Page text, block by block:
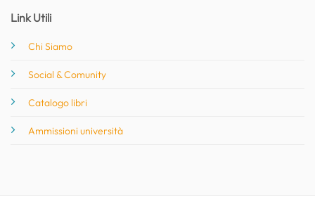
Link Utili
Chi Siamo
Social & Comunity
Catalogo libri
Ammissioni università